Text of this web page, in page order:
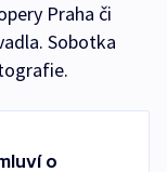
Praha či
Sobotka
o